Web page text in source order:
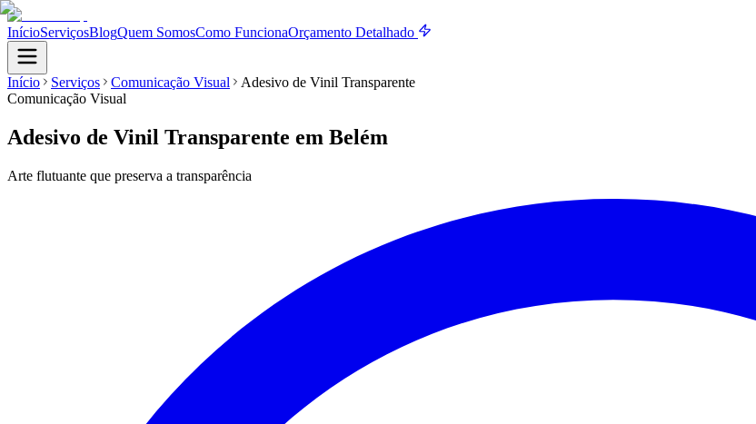
InícioServiçosBlogQuem SomosComo FuncionaOrçamento Detalhado
Início Serviços Comunicação Visual
Adesivo de Vinil Transparente
Comunicação Visual
Adesivo de Vinil Transparente em Belém
Arte flutuante que preserva a transparência